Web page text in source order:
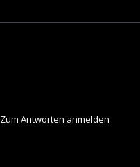
Zum Antworten anmelden